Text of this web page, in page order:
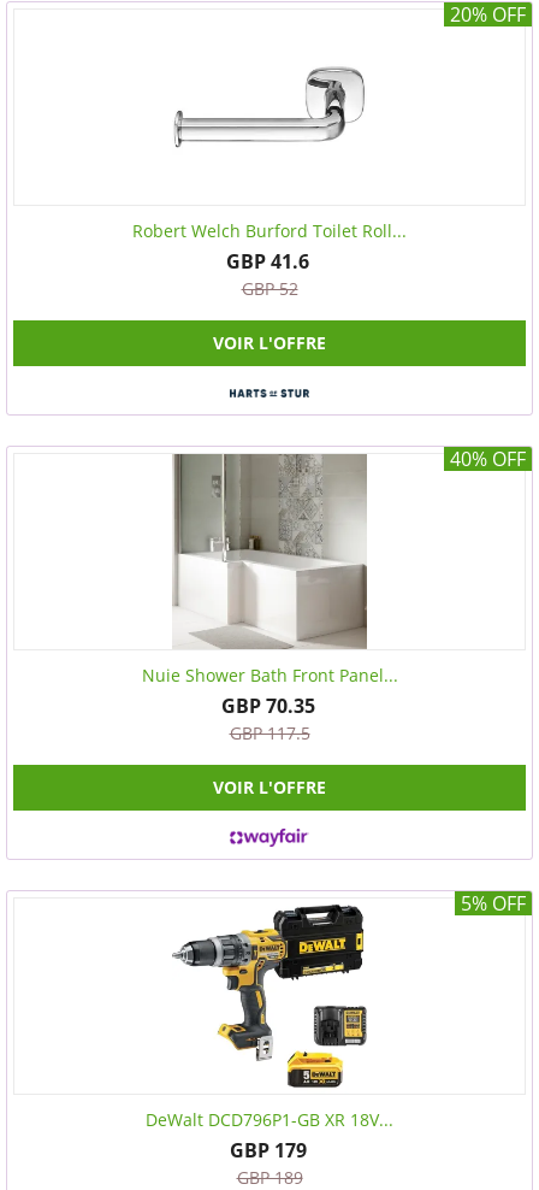
20% OFF
Robert Welch Burford Toilet Roll...
GBP 41.6
GBP 52
VOIR L'OFFRE
40% OFF
Nuie Shower Bath Front Panel...
GBP 70.35
GBP 117.5
VOIR L'OFFRE
5% OFF
DeWalt DCD796P1-GB XR 18V...
GBP 179
GBP 189